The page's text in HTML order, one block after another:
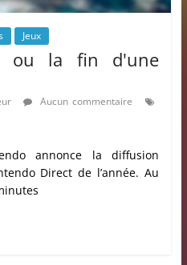
Jeux
ou la fin d'une
Aucun commentaire
annonce la diffusion
Direct de l’année. Au